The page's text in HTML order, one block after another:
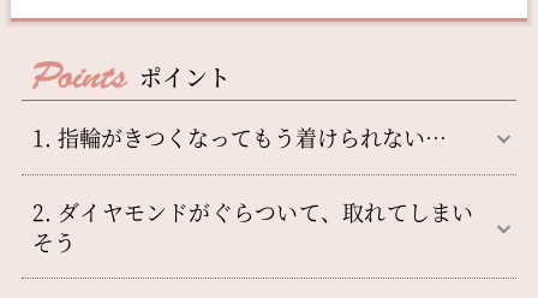
ポイント
1. 指輪がきつくなってもう着けられない…
2. ダイヤモンドがぐらついて、取れてしまい
そう